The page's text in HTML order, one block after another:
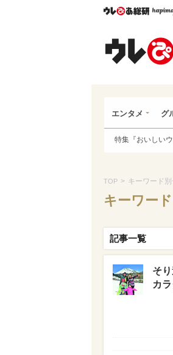
ウレ
エンタメ グ
特集『おいしいウ
TOP > キーワード別
キーワード
記事一覧
そ
カ